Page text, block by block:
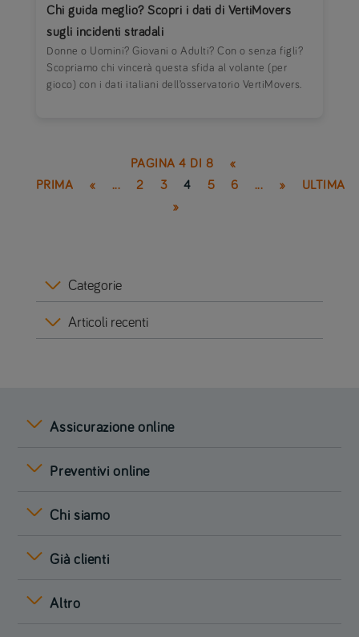
Chi guida meglio? Scopri i dati di VertiMovers
sugli incidenti stradali
Donne o Uomini? Giovani o Adulti? Con o senza figli?
Scopriamo chi vincerà questa sfida al volante (per
gioco) con i dati italiani dell’osservatorio VertiMovers.
PAGINA 4 DI 8
«
PRIMA
« ... 2 3 4 5 6 ... »
ULTIMA
»
Categorie
Articoli recenti
Assicurazione online
Preventivi online
Chi siamo
Già clienti
Altro